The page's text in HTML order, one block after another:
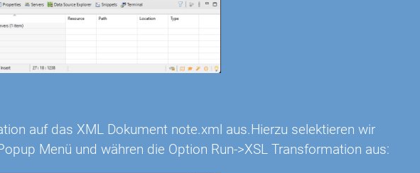
auf das XML Dokument note.xml aus.Hierzu selektieren wir
Menü und währen die Option Run->XSL Transformation aus: